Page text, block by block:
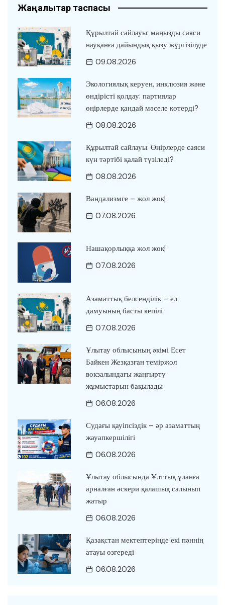
Жаңалықтар таспасы
Құрылтай сайлауы: маңызды саяси
науқанға дайындық қызу жүргізілуде
09.08.2026
Экологиялық керуен, инклюзия және
өндірісті қолдау: партиялар
өңірлерде қандай мәселе көтерді?
08.08.2026
Құрылтай сайлауы: Өңірлерде саяси
күн тәртібі қалай түзіледі?
08.08.2026
Вандализмге – жол жоқ!
07.08.2026
Нашақорлыққа жол жоқ!
07.08.2026
Азаматтық белсенділік – ел
дамуының басты кепілі
07.08.2026
Ұлытау облысының әкімі Есет
Байкен Жезқазған теміржол
вокзалындағы жаңғырту
жұмыстарын бақылады
06.08.2026
Судағы қауіпсіздік – әр азаматтың
жауапкершілігі
06.08.2026
Ұлытау облысында Ұлттық ұланға
арналған әскери қалашық салынып
жатыр
06.08.2026
Қазақстан мектептерінде екі пәннің
атауы өзгереді
06.08.2026